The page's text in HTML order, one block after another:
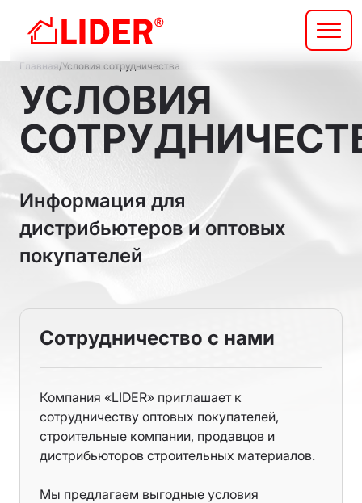
основному
содержанию
Строка
навигации
Главная Условия сотрудничества
УСЛОВИЯ
Информация для
дистрибьютеров и оптовых
покупателей
Сотрудничество с нами
Компания «LIDER» приглашает к
сотрудничеству оптовых покупателей,
строительные компании, продавцов и
дистрибьюторов строительных материалов.
Мы предлагаем выгодные условия